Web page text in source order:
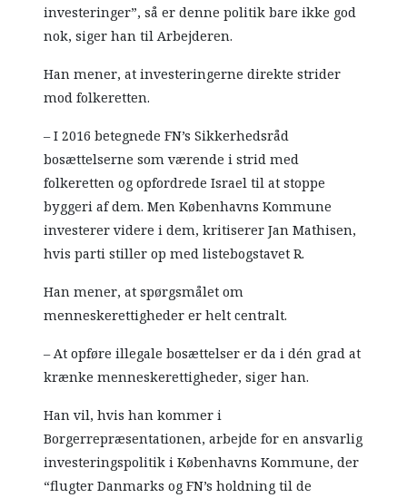
investeringer”, så er denne politik bare ikke god
nok, siger han til Arbejderen.
Han mener, at investeringerne direkte strider
mod folkeretten.
– I 2016 betegnede FN’s Sikkerhedsråd
bosættelserne som værende i strid med
folkeretten og opfordrede Israel til at stoppe
byggeri af dem. Men Københavns Kommune
investerer videre i dem, kritiserer Jan Mathisen,
hvis parti stiller op med listebogstavet R.
Han mener, at spørgsmålet om
menneskerettigheder er helt centralt.
– At opføre illegale bosættelser er da i dén grad at
krænke menneskerettigheder, siger han.
Han vil, hvis han kommer i
Borgerrepræsentationen, arbejde for en ansvarlig
investeringspolitik i Københavns Kommune, der
“flugter Danmarks og FN’s holdning til de